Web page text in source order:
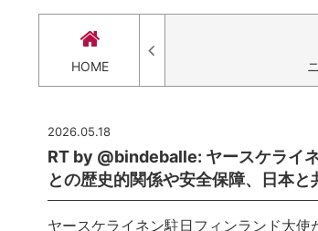
HOME
2026.05.18
RT by @bindeballe: ヤースケライ
との歴史的関係や安全保障、日本と
ヤースケライネン駐日フィンランド大